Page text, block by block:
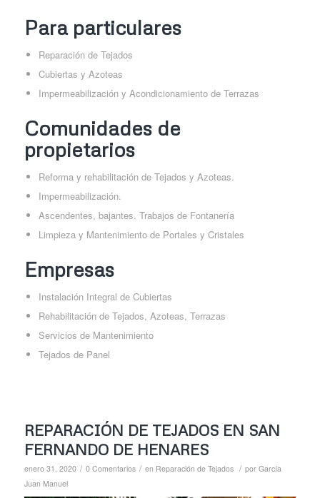
Para particulares
Reparación de Tejados
Cubiertas y Azoteas
Impermeabilización y Acondicionamiento de Terrazas
Comunidades de
propietarios
Reforma y rehabilitación de Tejados y Azoteas.
Impermeabilización.
Ascendentes, bajantes. Trabajos de Fontanería
Limpieza y Mantenimiento de Portales y Cristales
Empresas
Instalación Integral de Cubiertas
Rehabilitación de Tejados, Azoteas, Terrazas
Servicios de Mantenimiento
Tejados de Panel
REPARACIÓN DE TEJADOS EN SAN
FERNANDO DE HENARES
enero 31, 2020 / 0 Comentarios / en Reparación de Tejados / por García
Juan Manuel